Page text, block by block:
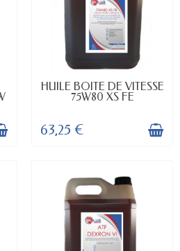
EN STOCK
HUILE BOITE DE VITESSE
75W80 XS FE
63,25 €